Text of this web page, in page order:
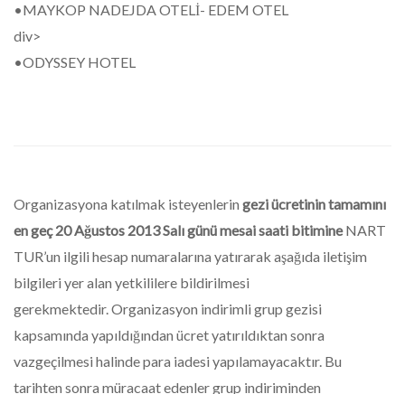
•MAYKOP NADEJDA OTELİ- EDEM OTEL
div>
•ODYSSEY HOTEL
Organizasyona katılmak isteyenlerin gezi ücretinin tamamını
en geç 20 Ağustos 2013 Salı günü mesai saati bitimineNART
TUR’un ilgili hesap numaralarına yatırarak aşağıda iletişim
bilgileri yer alan yetkililere bildirilmesi
gerekmektedir. Organizasyon indirimli grup gezisi
kapsamında yapıldığından ücret yatırıldıktan sonra
vazgeçilmesi halinde para iadesi yapılamayacaktır. Bu
tarihten sonra müracaat edenler grup indiriminden